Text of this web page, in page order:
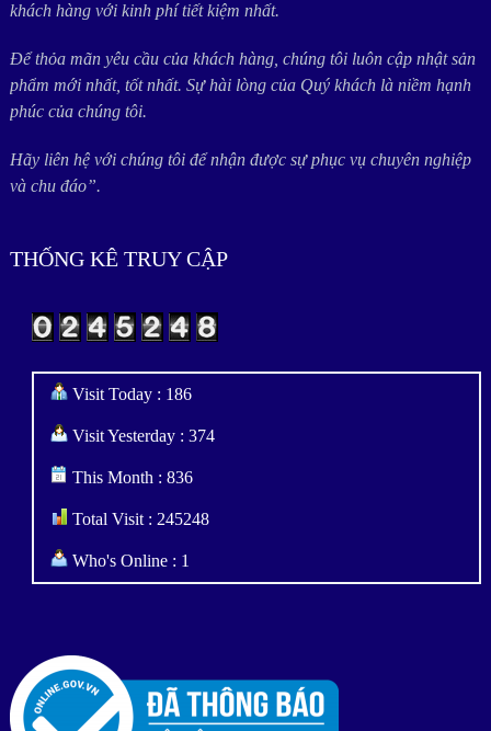
khách hàng với kinh phí tiết kiệm nhất.
Để thỏa mãn yêu cầu của khách hàng, chúng tôi luôn cập nhật sản
phẩm mới nhất, tốt nhất. Sự hài lòng của Quý khách là niềm hạnh
phúc của chúng tôi.
Hãy liên hệ với chúng tôi để nhận được sự phục vụ chuyên nghiệp
và chu đáo”.
THỐNG KÊ TRUY CẬP
Visit Today : 186
Visit Yesterday : 374
This Month : 836
Total Visit : 245248
Who's Online : 1